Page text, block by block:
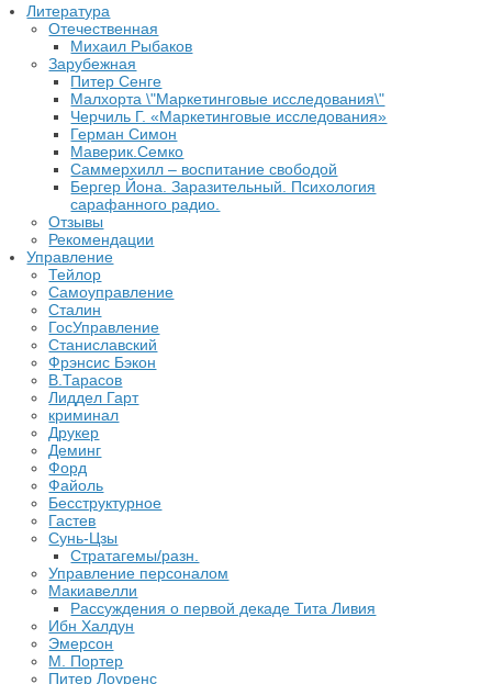
Литература
Отечественная
Михаил Рыбаков
Зарубежная
Питер Сенге
Малхорта \"Маркетинговые исследования\"
Черчиль Г. «Маркетинговые исследования»
Герман Симон
Маверик.Семко
Саммерхилл – воспитание свободой
Бергер Йона. Заразительный. Психология
сарафанного радио.
Отзывы
Рекомендации
Управление
Тейлор
Самоуправление
Сталин
ГосУправление
Станиславский
Фрэнсис Бэкон
В.Тарасов
Лиддел Гарт
криминал
Друкер
Деминг
Форд
Файоль
Бесструктурное
Гастев
Сунь-Цзы
Стратагемы/разн.
Управление персоналом
Макиавелли
Рассуждения о первой декаде Тита Ливия
Ибн Халдун
Эмерсон
М. Портер
Питер Лоуренс